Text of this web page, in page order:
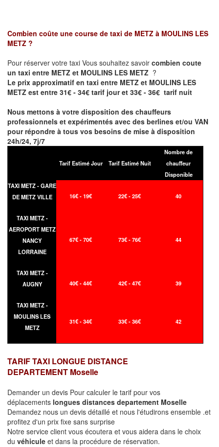
Combien coûte une course de taxi de METZ à MOULINS LES
METZ ?
Pour réserver votre taxi Vous souhaitez savoir combien coute
un taxi entre METZ et MOULINS LES METZ ?
Le prix approximatif en taxi entre METZ et MOULINS LES
METZ est entre 31€ - 34€ tarif jour et 33€ - 36€ tarif nuit
Nous mettons à votre disposition des chauffeurs
professionnels et expérimentés avec des berlines et/ou VAN
pour répondre à tous vos besoins de mise à disposition
24h/24, 7j/7
Tarif Estimé Jour Tarif Estimé Nuit
Nombre de
chauffeur
Disponible
TAXI METZ - GARE
DE METZ VILLE
16€ - 19€ 22€ - 25€ 40
TAXI METZ -
AEROPORT METZ
NANCY
LORRAINE
67€ - 70€ 73€ - 76€ 44
TAXI METZ -
AUGNY
40€ - 44€ 42€ - 47€ 39
TAXI METZ -
MOULINS LES
METZ
31€ - 34€ 33€ - 36€ 42
TARIF TAXI LONGUE DISTANCE
DEPARTEMENT Moselle
Demander un devis Pour calculer le tarif pour vos
déplacements longues distances departement Moselle
Demandez nous un devis détaillé et nous l'étudirons ensemble .et
profitez d'un prix fixe sans surprise
Notre service client vous écoutera et vous aidera dans le choix
du véhicule et dans la procédure de réservation.